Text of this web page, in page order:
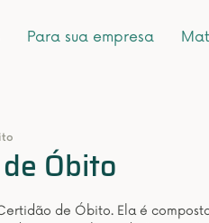
Para sua empresa
Óbito
de Óbito. Ela é